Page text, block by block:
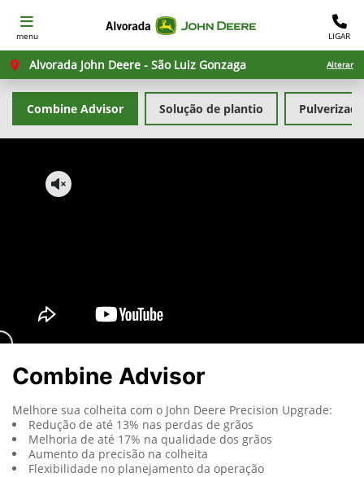
menu LIGAR
Alvorada John Deere - São Luiz Gonzaga Alterar
Solução de plantio
Combine Advisor
Combine Advisor
Melhore sua colheita com o John Deere Precision Upgrade:
Redução de até 13% nas perdas de grãos
Melhoria de até 17% na qualidade dos grãos
Aumento da precisão na colheita
Flexibilidade no planejamento da operação